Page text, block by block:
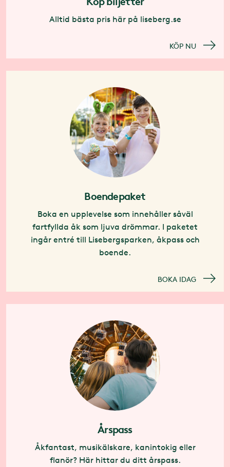
Alltid bästa pris här på liseberg.se
KÖP NU
Boendepaket
Boka en upplevelse som innehåller såväl
fartfyllda åk som ljuva drömmar. I paketet
ingår entré till Lisebergsparken, åkpass och
boende.
BOKA IDAG
Årspass
Åkfantast, musikälskare, kanintokig eller
flanör? Här hittar du ditt årspass.